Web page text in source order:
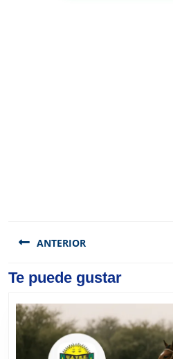
de
ANTERIOR
Previous
Te puede gustar